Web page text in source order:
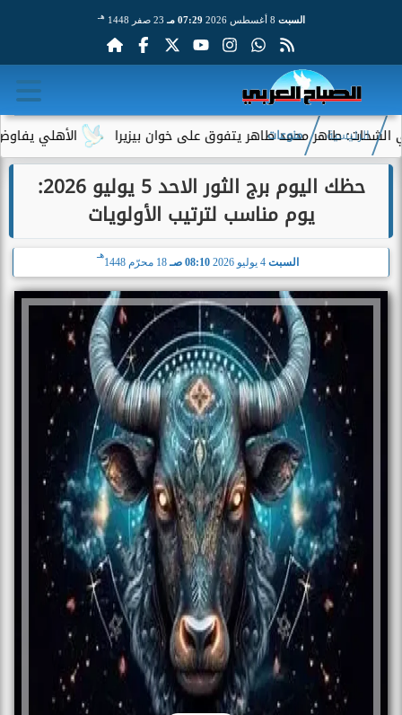
السبت 07:29 مـ 23 صفر 1448 هـ
الأهلي يفاوض طاهر محمد طاهر يتفوق على خوان بيزيرا
الرئيسية منوعات
حظك اليوم برج الثور الاحد 5 يوليو 2026:
يوم مناسب لترتيب الأولويات
السبت 4 يوليو 2026 08:10 صـ 18 محرّم 1448
هـ